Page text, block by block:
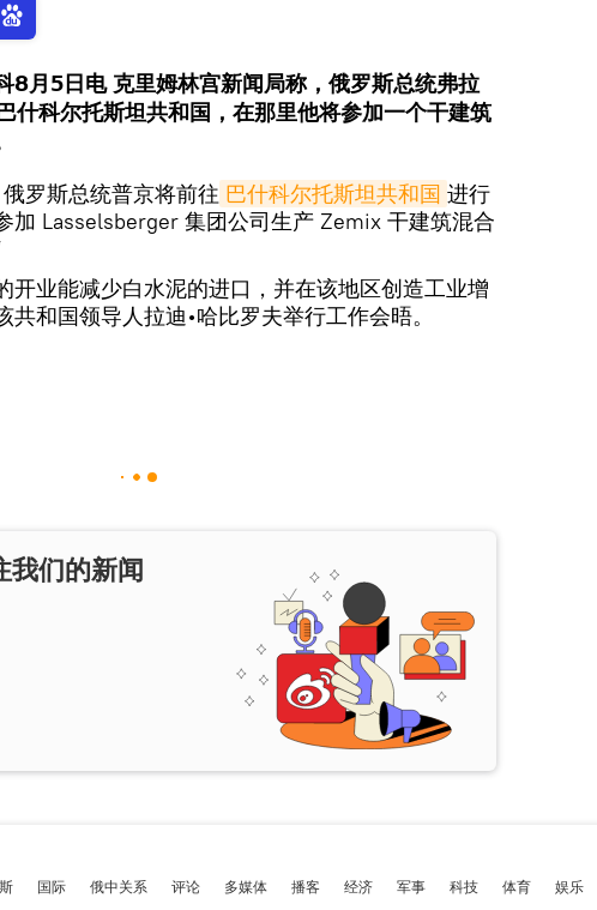
8月5日电 克里姆林宫新闻局称，俄罗斯总统弗拉
什科尔托斯坦共和国，在那里他将参加一个干建筑
罗斯总统普京将前往 巴什科尔托斯坦共和国 进行
加 Lasselsberger 集团公司生产 Zemix 干建筑混合
开业能减少白水泥的进口，并在该地区创造工业增
和国领导人拉迪•哈比罗夫举行工作会晤。
我们的新闻
国际 俄中关系 评论 多媒体 播客 经济 军事 科技 体育 娱乐